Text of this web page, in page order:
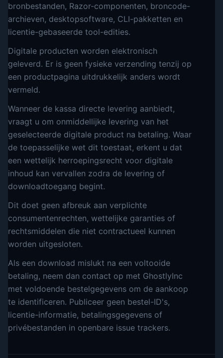
bronbestanden, Razor-componenten, broncode-
archieven, desktopsoftware, CLI-pakketten en
licentie-gebaseerde tool-edities.
Digitale producten worden elektronisch
geleverd. Er is geen fysieke verzending tenzij op
een productpagina uitdrukkelijk anders wordt
vermeld.
Wanneer de kassa directe levering aanbiedt,
vraagt u om onmiddellijke levering van het
geselecteerde digitale product na betaling. Waar
de toepasselijke wet dit toestaat, erkent u dat
een wettelijk herroepingsrecht voor digitale
inhoud kan vervallen zodra de levering of
downloadtoegang begint.
Dit doet geen afbreuk aan verplichte
consumentenrechten, wettelijke garanties of
rechtsmiddelen die niet contractueel kunnen
worden uitgesloten.
Als een download mislukt na een voltooide
betaling, neem dan contact op met GhostlyInc
met voldoende bestelgegevens om de aankoop
te identificeren. Publiceer geen bestel-ID's,
licentie-informatie, betalingsgegevens of
privébestanden in openbare issue trackers.